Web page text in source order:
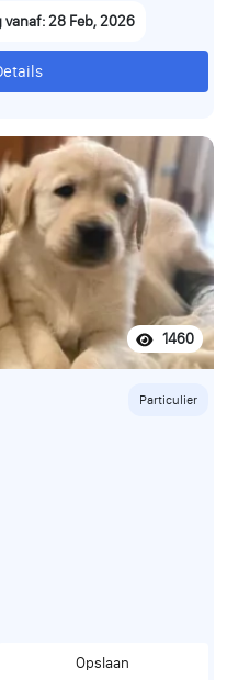
volgens leeftijd. Hij
familie
Stuur gerust een
vanaf: 28 Feb, 2026
1460
Particulier
Opslaan